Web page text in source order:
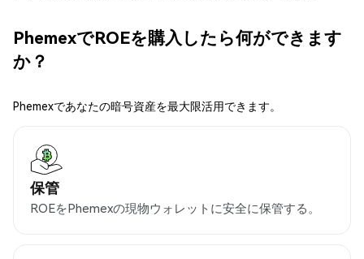
PhemexでROEを購入したら何ができます
か？
Phemexであなたの暗号資産を最大限活用できます。
保管
ROEをPhemexの現物ウォレットに安全に保管する。